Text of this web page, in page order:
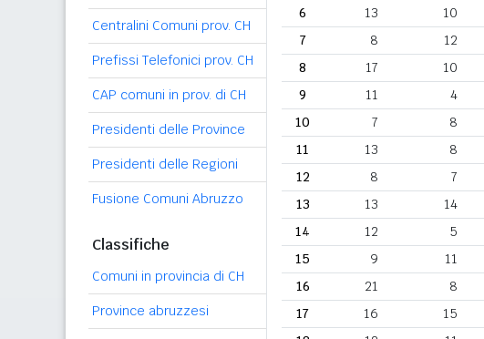
Centralini Comuni prov. CH
Prefissi Telefonici prov. CH
CAP comuni in prov. di CH
Presidenti delle Province
Presidenti delle Regioni
Fusione Comuni Abruzzo
Classifiche
Comuni in provincia di CH
Province abruzzesi
6
13 10
7
8 12
8
17 10
9
11 4
10
7 8
11
13 8
12
8 7
13
13 14
14
12 5
15
9 11
16
21 8
17
16 15